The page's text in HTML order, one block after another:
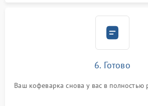
6. Готово
Ваш кофеварка снова у вас в полностью